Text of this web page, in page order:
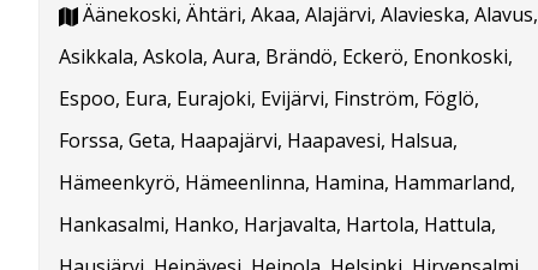
Äänekoski, Ähtäri, Akaa, Alajärvi, Alavieska, Alavus,
Asikkala, Askola, Aura, Brändö, Eckerö, Enonkoski,
Espoo, Eura, Eurajoki, Evijärvi, Finström, Föglö,
Forssa, Geta, Haapajärvi, Haapavesi, Halsua,
Hämeenkyrö, Hämeenlinna, Hamina, Hammarland,
Hankasalmi, Hanko, Harjavalta, Hartola, Hattula,